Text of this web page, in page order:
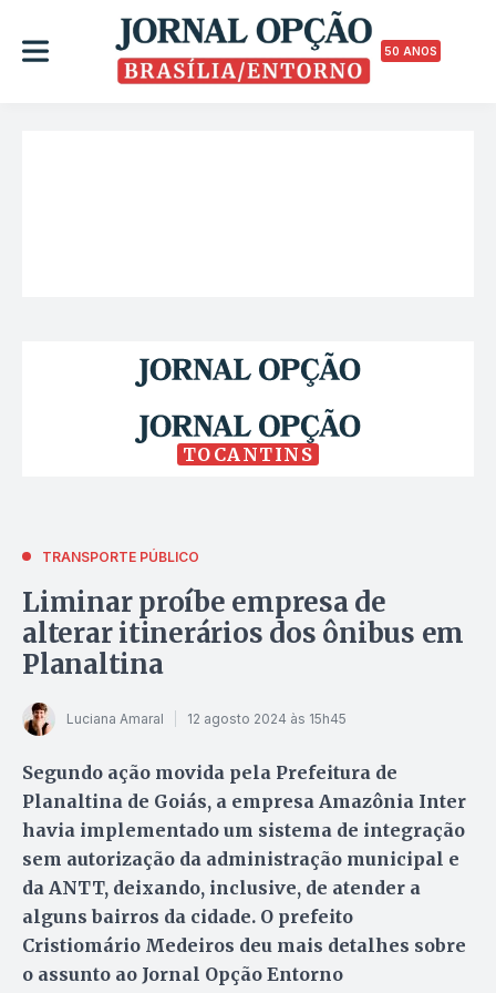
50 ANOS
TOCANTINS
TRANSPORTE PÚBLICO
Liminar proíbe empresa de
alterar itinerários dos ônibus em
Planaltina
Luciana Amaral 12 agosto 2024 às 15h45
Segundo ação movida pela Prefeitura de
Planaltina de Goiás, a empresa Amazônia Inter
havia implementado um sistema de integração
sem autorização da administração municipal e
da ANTT, deixando, inclusive, de atender a
alguns bairros da cidade. O prefeito
Cristiomário Medeiros deu mais detalhes sobre
o assunto ao Jornal Opção Entorno